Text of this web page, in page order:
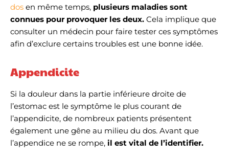
dos en même temps, plusieurs maladies sont
connues pour provoquer les deux. Cela implique que
consulter un médecin pour faire tester ces symptômes
afin d’exclure certains troubles est une bonne idée.
Appendicite
Si la douleur dans la partie inférieure droite de
l’estomac est le symptôme le plus courant de
l’appendicite, de nombreux patients présentent
également une gêne au milieu du dos. Avant que
l’appendice ne se rompe, il est vital de l’identifier.